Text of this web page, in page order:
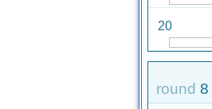
20
round 8